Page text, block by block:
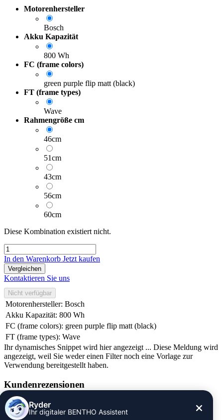
Motorenhersteller
Bosch
Akku Kapazität
800 Wh
FC (frame colors)
green purple flip matt (black)
FT (frame types)
Wave
Rahmengröße cm
46cm
51cm
43cm
56cm
60cm
Diese Kombination existiert nicht.
In den Warenkorb Jetzt kaufen
Vergleichen
Kontaktieren Sie uns
Nicht verfügbar
Motorenhersteller: Bosch
Akku Kapazität: 800 Wh
FC (frame colors): green purple flip matt (black)
FT (frame types): Wave
Ihr dynamisches Snippet wird hier angezeigt ... Diese Meldung wird
angezeigt, weil Sie weder einen Filter noch eine Vorlage zur
Verwendung bereitgestellt haben.
Kundenrezensionen
Informationen